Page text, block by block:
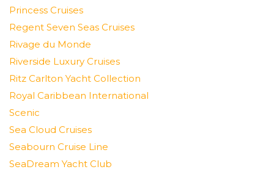
Princess Cruises
Regent Seven Seas Cruises
Rivage du Monde
Riverside Luxury Cruises
Ritz Carlton Yacht Collection
Royal Caribbean International
Scenic
Sea Cloud Cruises
Seabourn Cruise Line
SeaDream Yacht Club